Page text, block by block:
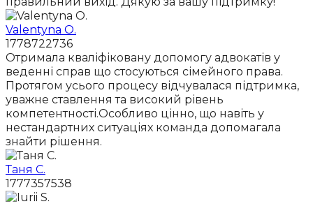
Valentyna O.
1778722736
Отримала кваліфіковану допомогу адвокатів у
веденні справ що стосуються сімейного права.
Протягом усього процесу відчувалася підтримка,
уважне ставлення та високий рівень
компетентності.Особливо цінно, що навіть у
нестандартних ситуаціях команда допомагала
знайти рішення.
Таня С.
1777357538